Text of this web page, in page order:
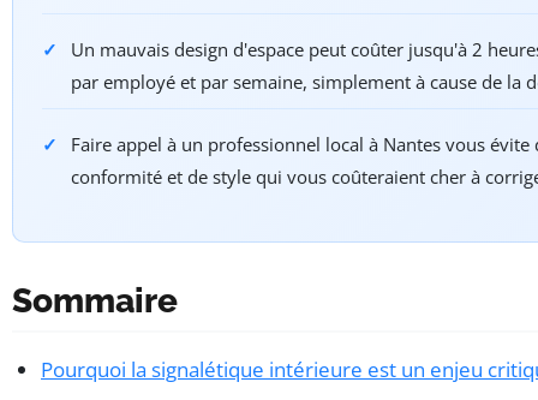
Un mauvais design d'espace peut coûter jusqu'à 2
par employé et par semaine, simplement à cause de la
Faire appel à un professionnel local à Nantes vous évite
conformité et de style qui vous coûteraient cher à
Sommaire
Pourquoi la signalétique intérieure est un enjeu